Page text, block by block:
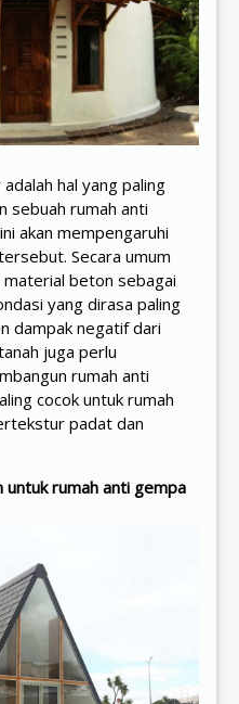
hal yang paling
sebuah rumah anti
akan mempengaruhi
Secara umum
beton sebagai
yang dirasa paling
dampak negatif dari
juga perlu
rumah anti
cocok untuk rumah
padat dan
rumah anti gempa